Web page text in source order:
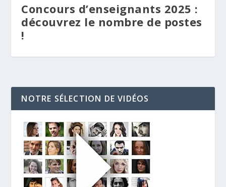
Concours d’enseignants 2025 :
découvrez le nombre de postes
!
NOTRE SÉLECTION DE VIDÉOS